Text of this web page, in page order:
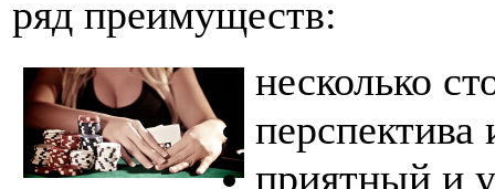
ряд преимуществ:
несколько
приятный и